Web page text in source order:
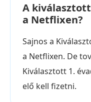
A
a Netflixen?
Sajnos a
a Netflixen. De
Kiválasztott 1.
elő kell fizetni.